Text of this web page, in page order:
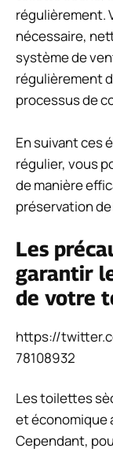
régulièrement.
nécessaire,
système de
régulièrement
processus de
En suivant ces
régulier, vous
de manière
préservation
Les
garantir
de votre
https://
78108932
Les toilettes
et économique
Cependant,